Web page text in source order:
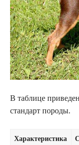
В таблице
стандарт породы.
Характеристика